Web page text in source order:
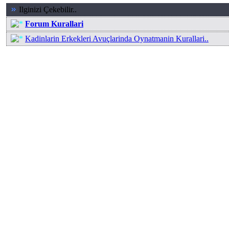
Ilginizi Çekebilir..
Forum Kurallari
Kadinlarin Erkekleri Avuçlarinda Oynatmanin Kurallari..